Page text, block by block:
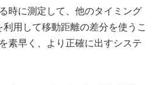
時に測定して、他のタイミング
用して移動距離の差分を使うこ
素早く、より正確に出すシステ